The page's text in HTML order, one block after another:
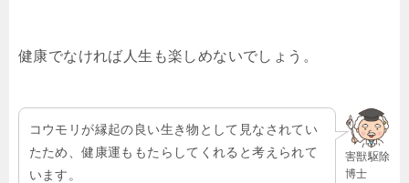
健康でなければ人生も楽しめないでしょう。
害獣駆除
博士
コウモリが縁起の良い生き物として見なされてい
たため、健康運ももたらしてくれると考えられて
います。